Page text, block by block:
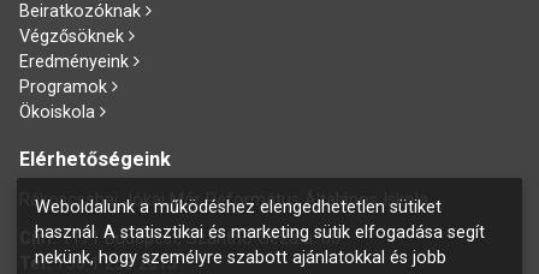
Beiratkozóknak
Végzősöknek
Eredményeink
Programok
Ökoiskola
Elérhetőségeink
Rákoscsabai Jókai Mór Református Általános Iskola
Cím:1171 Budapest, Szánthó Géza u. 60.
Tel: +36 1 258 2015
Weboldalunk a működéshez elengedhetetlen sütiket
használ. A statisztikai és marketing sütik elfogadása segít
nekünk, hogy személyre szabott ajánlatokkal és jobb